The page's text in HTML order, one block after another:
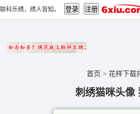
联科乐绣，绣人皆知。
首页 > 花样下载
刺绣猫咪头像